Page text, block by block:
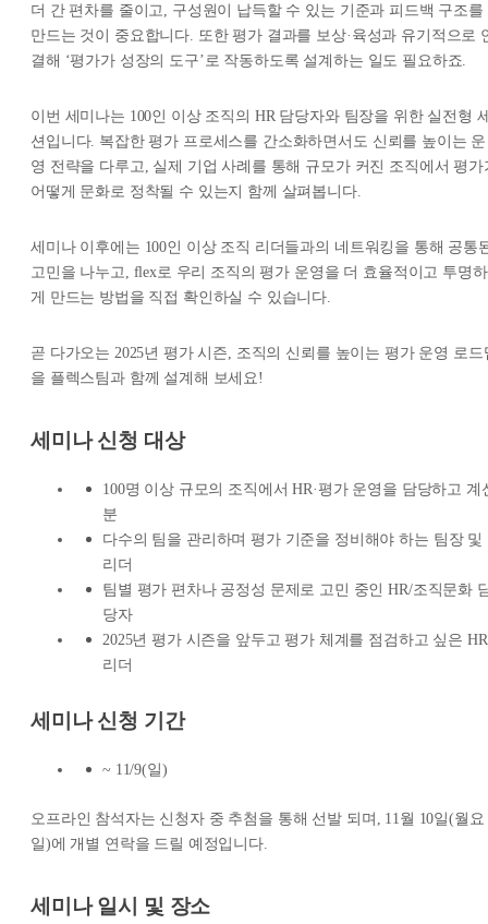
더 간 편차를 줄이고, 구성원이 납득할 수 있는 기준과 피드백 구조를
만드는 것이 중요합니다. 또한 평가 결과를 보상·육성과 유기적으로
결해 ‘평가가 성장의 도구’로 작동하도록 설계하는 일도 필요하죠.
이번 세미나는 100인 이상 조직의 HR 담당자와 팀장을 위한 실전형
션입니다. 복잡한 평가 프로세스를 간소화하면서도 신뢰를 높이는 운
영 전략을 다루고, 실제 기업 사례를 통해 규모가 커진 조직에서 평가
어떻게 문화로 정착될 수 있는지 함께 살펴봅니다.
세미나 이후에는 100인 이상 조직 리더들과의 네트워킹을 통해 공통
고민을 나누고, flex로 우리 조직의 평가 운영을 더 효율적이고 투명하
게 만드는 방법을 직접 확인하실 수 있습니다.
곧 다가오는 2025년 평가 시즌, 조직의 신뢰를 높이는 평가 운영 로드
을 플렉스팀과 함께 설계해 보세요!
세미나 신청 대상
100명 이상 규모의 조직에서 HR·평가 운영을 담당하고 계
분
다수의 팀을 관리하며 평가 기준을 정비해야 하는 팀장 및
리더
팀별 평가 편차나 공정성 문제로 고민 중인 HR/조직문화
당자
2025년 평가 시즌을 앞두고 평가 체계를 점검하고 싶은 HR
리더
세미나 신청 기간
~ 11/9(일)
오프라인 참석자는 신청자 중 추첨을 통해 선발 되며, 11월 10일(월요
일)에 개별 연락을 드릴 예정입니다.
세미나 일시 및 장소